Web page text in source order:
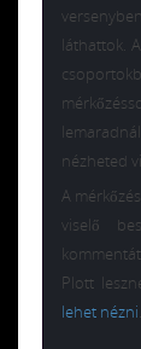
láthattok.
nézheted
A
viselő
Plott
lehet nézni.